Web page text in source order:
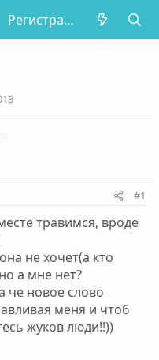
Регистрация
#1
травимся, вроде
не хочет(а кто
а мне нет?
че новое слово
меня и чтоб
жуков люди!!))